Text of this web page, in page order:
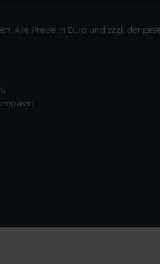
Alle Preise in Euro und zzgl. der